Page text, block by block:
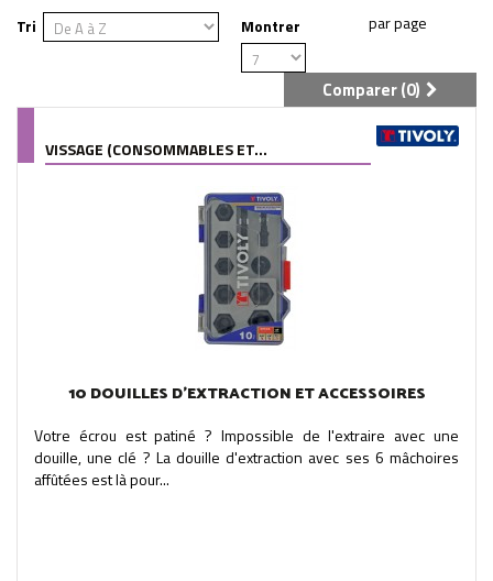
Tri Montrer
Comparer (0)
VISSAGE (CONSOMMABLES ET...
10 DOUILLES D'EXTRACTION ET ACCESSOIRES
Votre écrou est patiné ? Impossible de l'extraire avec une
douille, une clé ? La douille d'extraction avec ses 6 mâchoires
affûtées est là pour...